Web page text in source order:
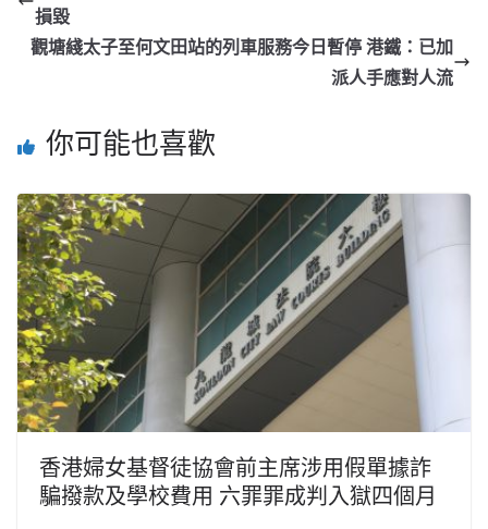
損毀
觀塘綫太子至何文田站的列車服務今日暫停 港鐵：已加
派人手應對人流
你可能也喜歡
香港婦女基督徒協會前主席涉用假單據詐
騙撥款及學校費用 六罪罪成判入獄四個月